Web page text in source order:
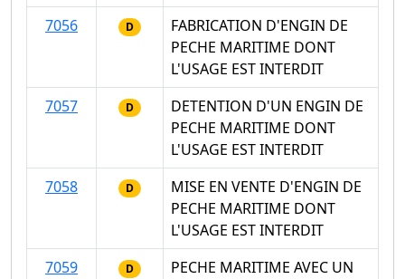
7056
D
FABRICATION D'ENGIN DE
PECHE MARITIME DONT
L'USAGE EST INTERDIT
7057
D
DETENTION D'UN ENGIN DE
PECHE MARITIME DONT
L'USAGE EST INTERDIT
7058
D
MISE EN VENTE D'ENGIN DE
PECHE MARITIME DONT
L'USAGE EST INTERDIT
7059
D
PECHE MARITIME AVEC UN